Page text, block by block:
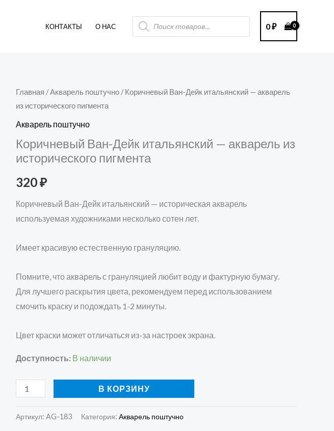
КОНТАКТЫ О НАС
Поиск
товаров
0₽
Главная /Акварель поштучно / Коричневый Ван-Дейк итальянский — акварель
из исторического пигмента
Акварель поштучно
Коричневый Ван-Дейк итальянский — акварель из
исторического пигмента
320₽
Коричневый Ван-Дейк итальянский — историческая акварель
используемая художниками несколько сотен лет.
Имеет красивую естественную грануляцию.
Помните, что акварель с грануляцией любит воду и фактурную бумагу.
Для лучшего раскрытия цвета, рекомендуем перед использованием
смочить краску и подождать 1-2 минуты.
Цвет краски может отличаться из-за настроек экрана.
Доступность: В наличии
Количество
товара
Коричневый
Дейк
итальянский
-
из
исторического
В КОРЗИНУ
Артикул: AG-183 Категория: Акварель поштучно